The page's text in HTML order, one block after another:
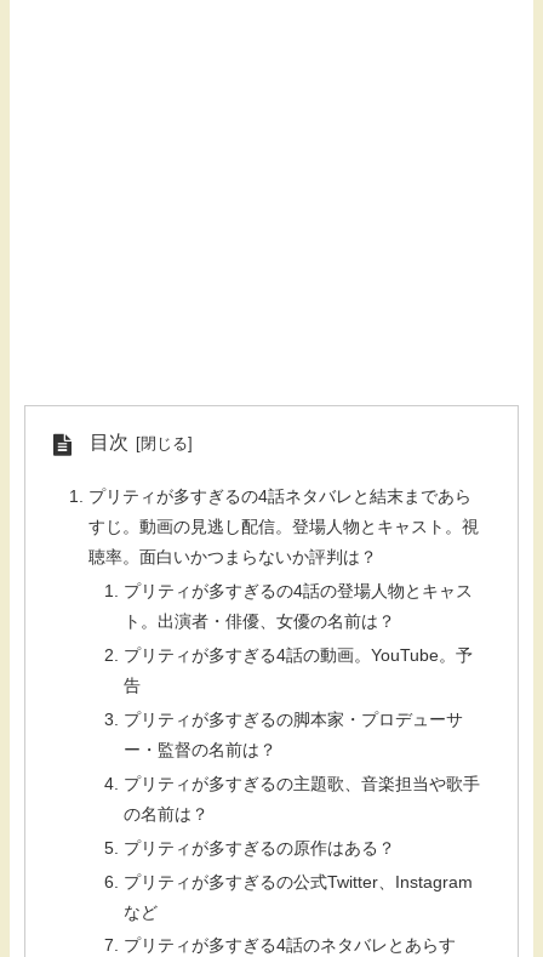
目次
プリティが多すぎるの4話ネタバレと結末まであら
すじ。動画の見逃し配信。登場人物とキャスト。視
聴率。面白いかつまらないか評判は？
プリティが多すぎるの4話の登場人物とキャス
ト。出演者・俳優、女優の名前は？
プリティが多すぎる4話の動画。YouTube。予
告
プリティが多すぎるの脚本家・プロデューサ
ー・監督の名前は？
プリティが多すぎるの主題歌、音楽担当や歌手
の名前は？
プリティが多すぎるの原作はある？
プリティが多すぎるの公式Twitter、Instagram
など
プリティが多すぎる4話のネタバレとあらす